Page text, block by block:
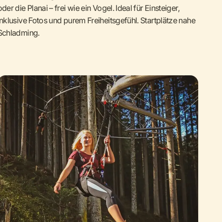
die Planai – frei wie ein Vogel. Ideal für Einsteiger,
Fotos und purem Freiheitsgefühl. Startplätze nahe